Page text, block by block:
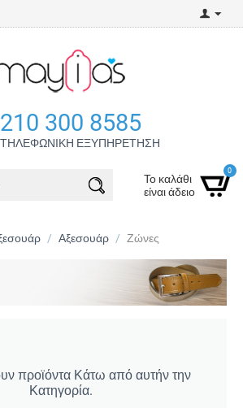
210 300 8585
ΤΗΛΕΦΩΝΙΚΗ ΕΞΥΠΗΡΕΤΗΣΗ
Το καλάθι
είναι άδειο
0
/ Αξεσουάρ / Ζώνες
προϊόντα Κάτω από αυτήν την
Κατηγορία.